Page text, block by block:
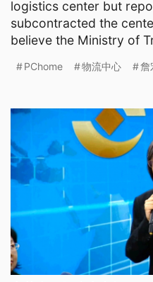
logistics center but
subcontracted the
believe the Ministry of
PChome 物流中心 詹